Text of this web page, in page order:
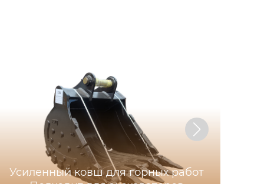
Усиленный ковш для горных работ